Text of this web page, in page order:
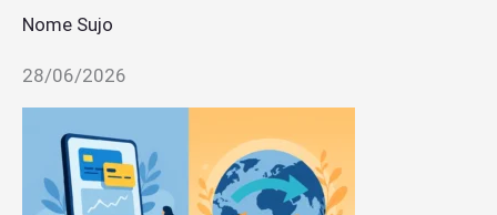
Nome Sujo
28/06/2026